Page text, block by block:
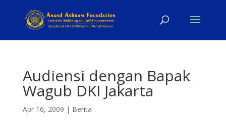
Audiensi dengan Bapak
Wagub DKI Jakarta
Apr 16, 2009 | Berita